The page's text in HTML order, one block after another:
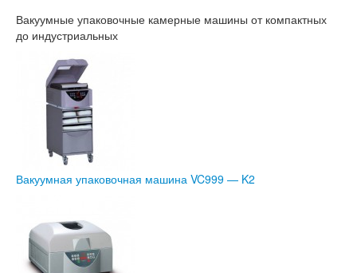
Вакуумные упаковочные камерные машины от компактных
до индустриальных
Вакуумная упаковочная машина VC999 — K2